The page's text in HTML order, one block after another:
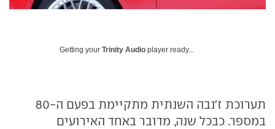
Getting your Trinity Audio player ready...
תערוכת ז'נבה השנתית מתקיימת בפעם ה-80
במספר. כבכל שנה, מדובר באחד האירועים